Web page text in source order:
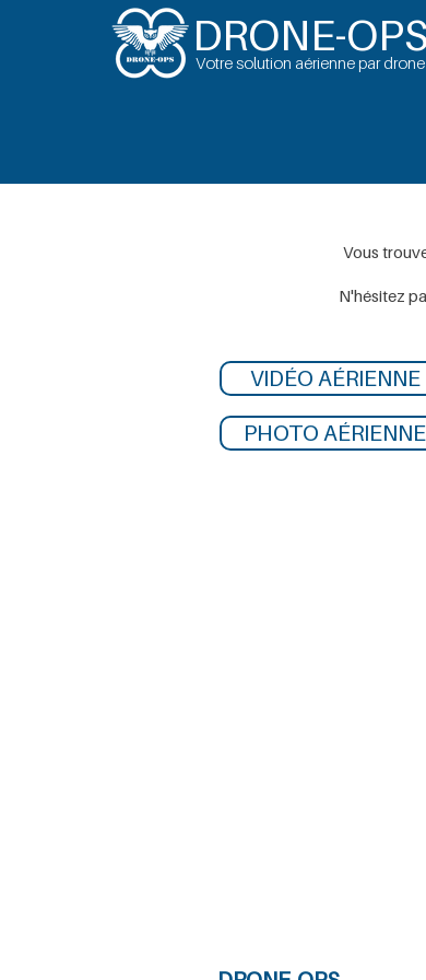
DRONE-OPS
Votre solution aérienne par drone
Vous
N'hésitez
VIDÉO AÉRIENNE
PHOTO